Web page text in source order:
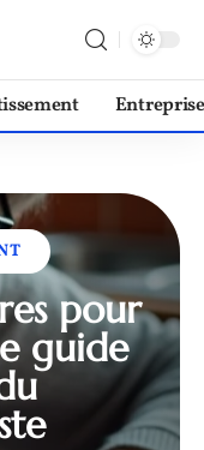
Entreprise
pour
guide